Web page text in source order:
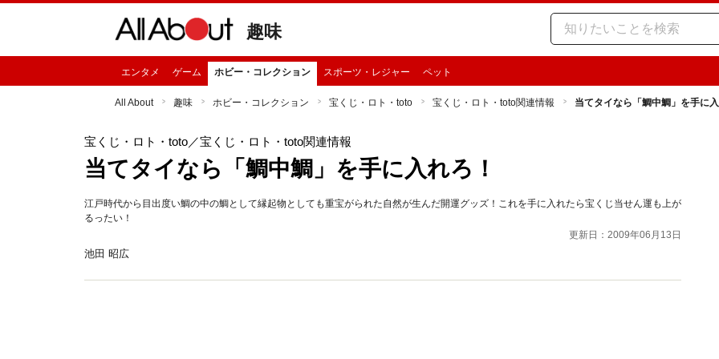
趣味
エンタメ ゲーム ホビー・コレクション スポーツ・レジャー ペット
All About 趣味 ホビー・コレクション 宝くじ・ロト・toto 宝くじ・ロト・toto関連情報 当てタイなら「鯛中鯛」を手に
宝くじ・ロト・toto／宝くじ・ロト・toto関連情報
当てタイなら「鯛中鯛」を手に入れろ！
江戸時代から目出度い鯛の中の鯛として縁起物としても重宝がられた自然が生んだ開運グッズ！これを手に入れたら宝くじ当せん運も上が
るったい！
更新日：2009年06月13日
池田 昭広